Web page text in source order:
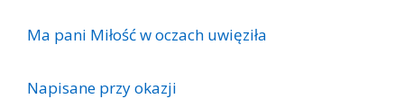
Ma pani Miłość w oczach uwięziła
Napisane przy okazji